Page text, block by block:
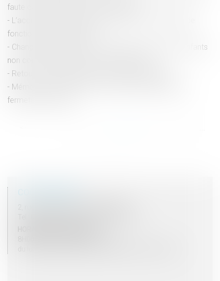
faute caractérisée reste sur le bateau
L’accident en état d’ébriété au volant d’un véhicule de
fonction, une faute grave ?
Changement de régime matrimonial : l’omission d’enfants
non communs n’est pas en soi frauduleuse
Retour en entreprise après l’arrivée d’un enfant
Mémoire de l’avocat par voie électronique après la
fermeture du greffe